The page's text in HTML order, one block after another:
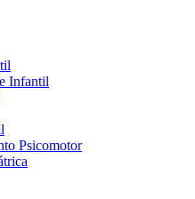
Infantil
Psicomotor